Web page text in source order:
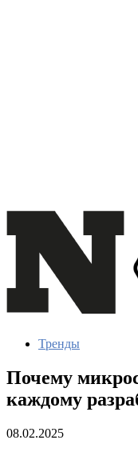
Тренды
Почему
каждому
08.02.2025